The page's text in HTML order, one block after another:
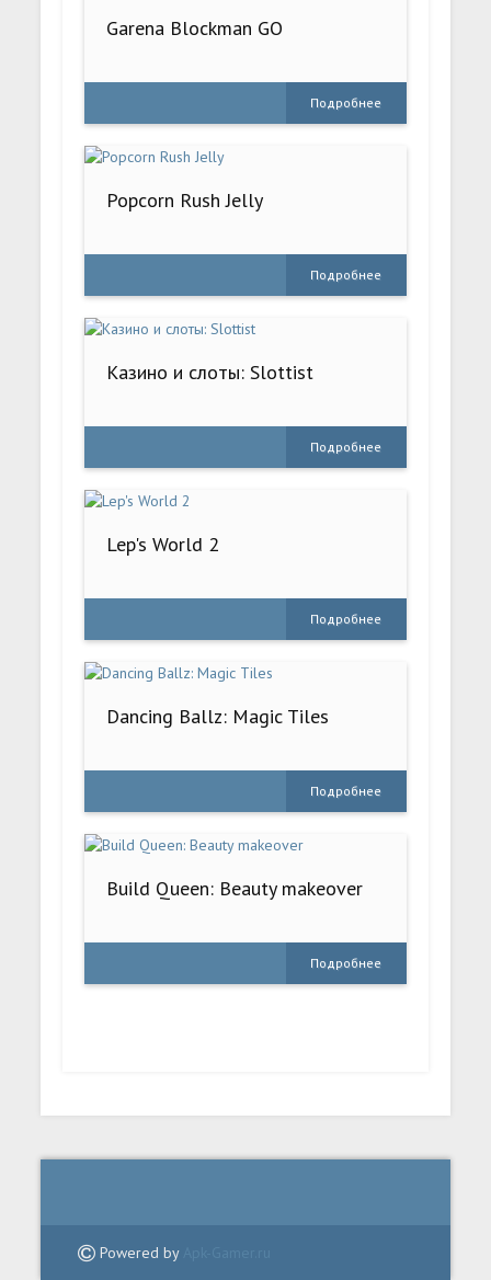
Garena Blockman GO
Подробнее
Popcorn Rush Jelly
Подробнее
Казино и cлоты: Slottist
Подробнее
Lep's World 2
Подробнее
Dancing Ballz: Magic Tiles
Подробнее
Build Queen: Beauty makeover
Подробнее
Powered by